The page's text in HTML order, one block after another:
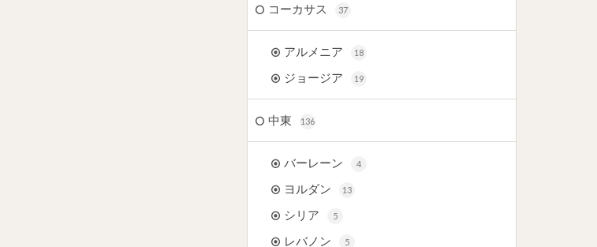
コーカサス 37
アルメニア 18
ジョージア 19
中東 136
バーレーン 4
ヨルダン 13
シリア 5
レバノン 5